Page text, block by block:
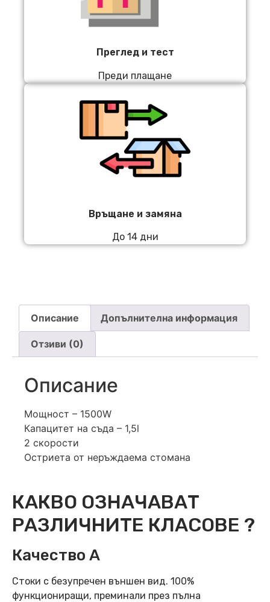
Преглед и тест
Преди плащане
Връщане и замяна
До 14 дни
Описание Допълнителна информация
Отзиви (0)
Описание
Мощност – 1500W
Капацитет на съда – 1,5l
2 скорости
Остриета от неръждаема стомана
КАКВО ОЗНАЧАВАТ
РАЗЛИЧНИТЕ КЛАСОВЕ ?
Качество А
Стоки с безупречен външен вид. 100%
функциониращи, преминали през пълна